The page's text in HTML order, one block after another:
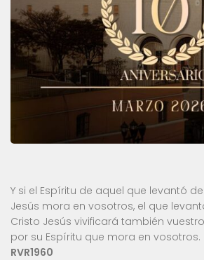
Y si el Espíritu de aquel que levantó
Jesús mora en vosotros, el que
Cristo Jesús vivificará también
por su Espíritu que mora en vosotros. |
RVR1960